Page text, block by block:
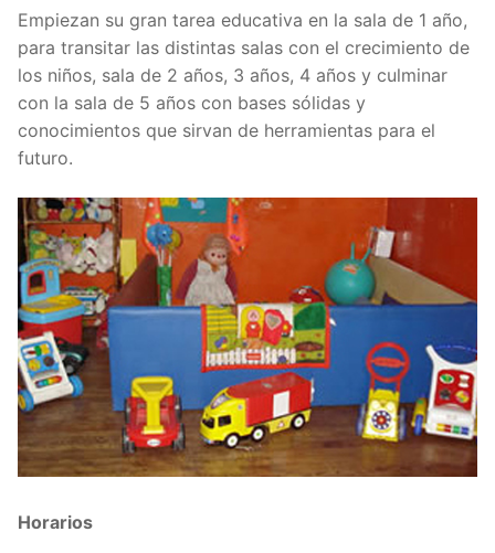
Empiezan su gran tarea educativa en la sala de 1 año,
para transitar las distintas salas con el crecimiento de
los niños, sala de 2 años, 3 años, 4 años y culminar
con la sala de 5 años con bases sólidas y
conocimientos que sirvan de herramientas para el
futuro.
Horarios